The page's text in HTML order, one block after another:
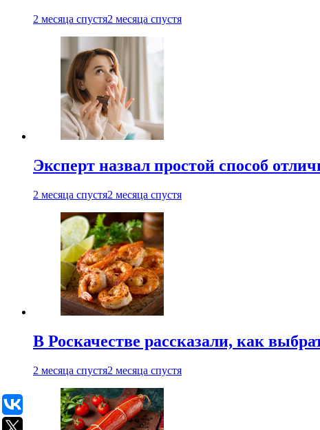
2 месяца спустя2 месяца спустя
Эксперт назвал простой способ
2 месяца спустя2 месяца спустя
В Роскачестве рассказали, как
2 месяца спустя2 месяца спустя